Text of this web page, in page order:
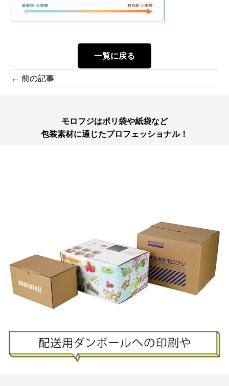
一覧に戻る
← 前の記事
モロフジはポリ袋や紙袋など
包装素材に通じたプロフェッショナル！